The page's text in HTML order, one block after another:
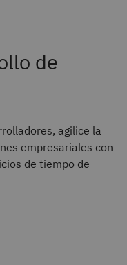
de
agilice la
empresariales con
de tiempo de